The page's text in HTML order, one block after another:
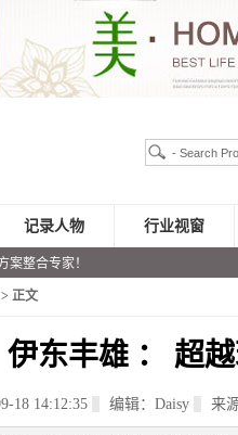
案整合专家！
记录人物 行业视窗
> 正文
伊东丰雄 ： 超
18 14:12:35 编辑：Daisy 来